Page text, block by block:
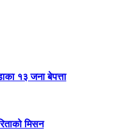
१३ जना बेपत्ता
मिसन